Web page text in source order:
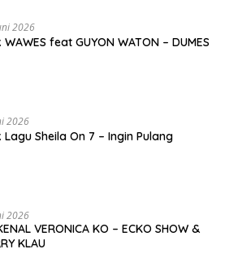
2026
WAWES feat GUYON WATON – DUMES
2026
Lagu Sheila On 7 – Ingin Pulang
2026
VERONICA KO – ECKO SHOW &
KLAU